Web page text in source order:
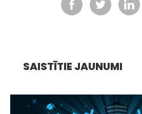
SAISTĪTIE JAUNUMI